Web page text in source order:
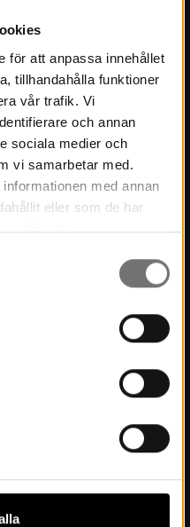
för att anpassa innehållet
tillhandahålla funktioner
vår trafik. Vi
och annan
sociala medier och
vi samarbetar med.
med annan
eller som de har
tjänster.